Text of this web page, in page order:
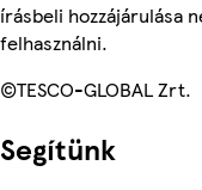
írásbeli hozzájárulása
felhasználni.
©TESCO-GLOBAL Zrt.
Segítünk